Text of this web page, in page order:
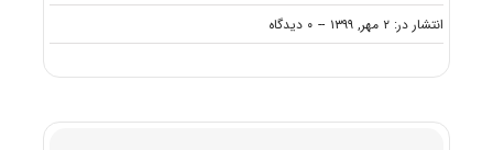
انتشار در: ۲ مهر, ۱۳۹۹ -- ۰ دیدگاه
on
دانلود
۱۴۰۰